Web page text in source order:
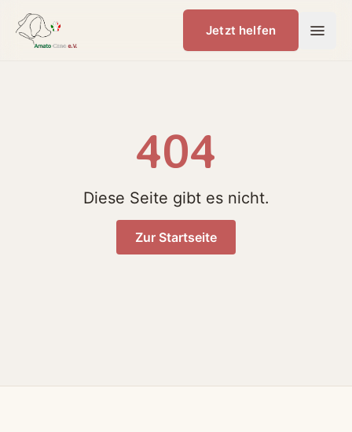
Jetzt helfen
404
Diese Seite gibt es nicht.
Zur Startseite